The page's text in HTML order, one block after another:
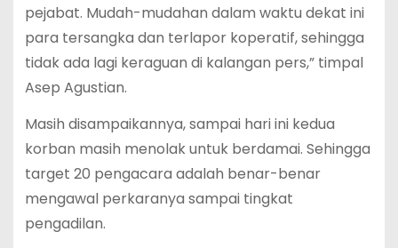
pejabat. Mudah-mudahan dalam waktu dekat ini
para tersangka dan terlapor koperatif, sehingga
tidak ada lagi keraguan di kalangan pers,” timpal
Asep Agustian.
Masih disampaikannya, sampai hari ini kedua
korban masih menolak untuk berdamai. Sehingga
target 20 pengacara adalah benar-benar
mengawal perkaranya sampai tingkat
pengadilan.